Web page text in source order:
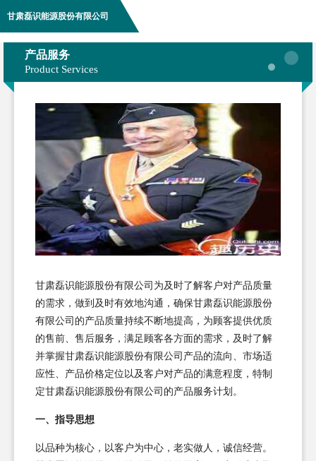
甘肃磊识能源股份有限公司
产品服务
Product Services
甘肃磊识能源股份有限公司为及时了解客户对产品质量
的需求，做到及时有效地沟通，确保甘肃磊识能源股份
有限公司的产品质量持续不断地提高，为顾客提供优质
的售前、售后服务，满足顾客各方面的需求，及时了解
并掌握甘肃磊识能源股份有限公司产品的流向、市场适
应性、产品价格定位以及客户对产品的满意程度，特制
定甘肃磊识能源股份有限公司的产品服务计划。
一、指导思想
以品种为核心，以客户为中心，老实做人，诚信经营。